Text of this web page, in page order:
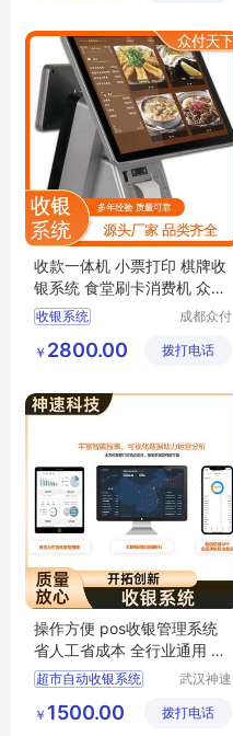
收款一体机 小票打印 棋牌收
银系统 食堂刷卡消费机 众付
天下
收银系统
餐饮收银系统
店铺收银系统
成都众付
有限公司
￥ 2800.00 拨打电话
操作方便 pos收银管理系统
省人工省成本 全行业通用 神
速科技
超市自动收银系统
收银点餐系统
武汉神速
公司
￥ 1500.00 拨打电话